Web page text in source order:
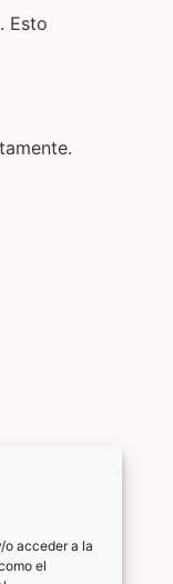
o acceder a la
el
Esto